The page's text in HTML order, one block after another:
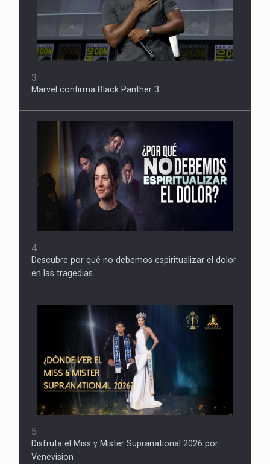
3
Marvel confirma Black Panther 3
4
Descubre por qué no debemos espiritualizar el dolor
en las tragedias.
5
Disfruta el Miss y Mister Supranational 2026 por
Venevision